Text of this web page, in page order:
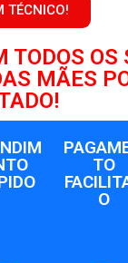
TÉCNICO!
TODOS OS
MÃES
TO
O